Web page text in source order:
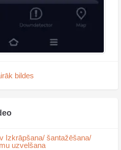
bildes
Izkrāpšana/ šantažēšana/
uzvelšana